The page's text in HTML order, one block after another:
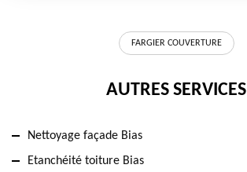
FARGIER COUVERTURE
AUTRES SERVICES
Nettoyage façade Bias
Etanchéité toiture Bias